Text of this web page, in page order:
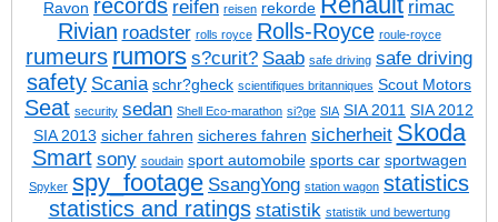
Ravon records reifen reisen rekorde rimac
Rivian roadster rolls royce Rolls-Royce roule-royce
rumeurs rumors s?curit? Saab safe driving safe driving
safety Scania schr?gheck scientifiques britanniques Scout Motors
Seat security sedan Shell Eco-marathon si?ge SIA SIA 2011 SIA 2012
SIA 2013 sicher fahren sicheres fahren sicherheit Skoda
Smart sony soudain sport automobile sports car sportwagen
Spyker spy_footage SsangYong station wagon statistics
statistics and ratings statistik statistik und bewertung